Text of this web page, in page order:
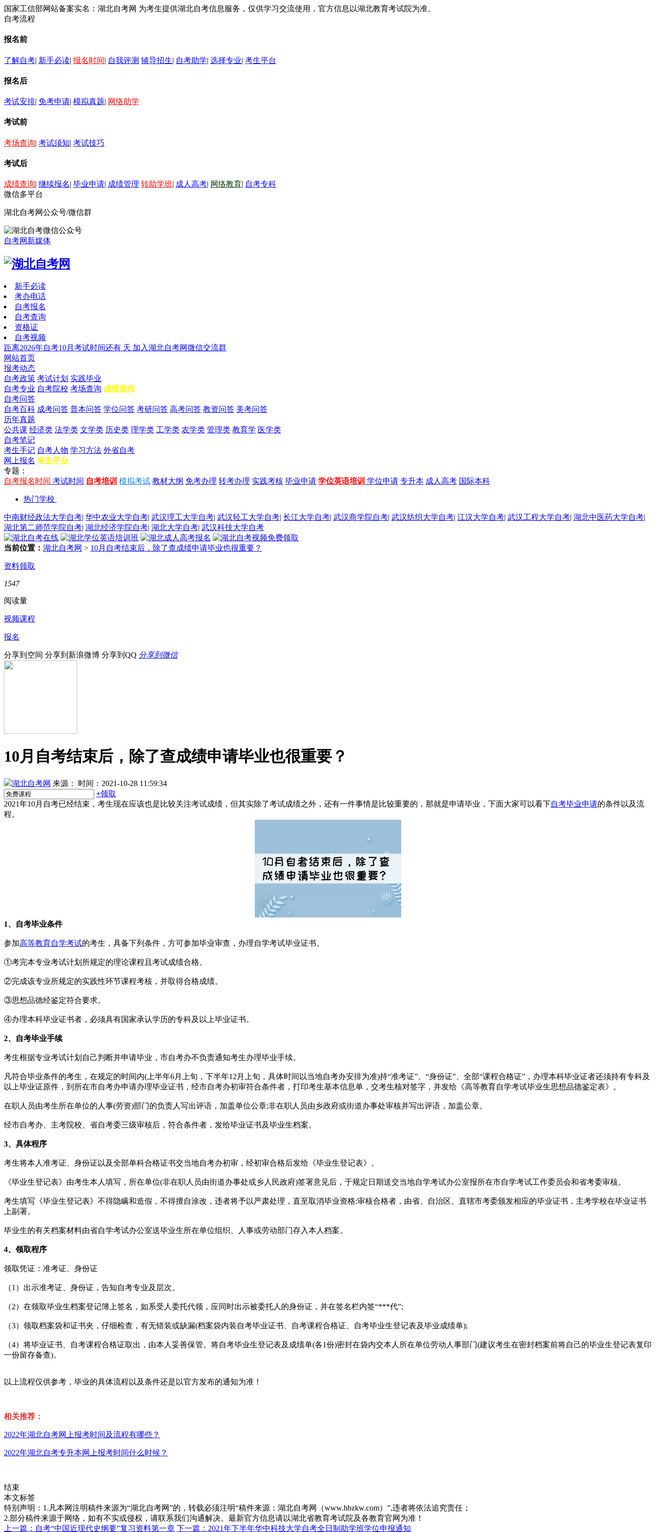
国家工信部网站备案实名：湖北自考网 为考生提供湖北自考信息服务，仅供学习交流使用，官方信息以湖北教育考试院为准。
自考流程
报名前
了解自考| 新手必读| 报名时间| 自我评测 辅导招生| 自考助学| 选择专业| 考生平台
报名后
考试安排| 免考申请| 模拟真题| 网络助学
考试前
考场查询| 考试须知| 考试技巧
考试后
成绩查询| 继续报名| 毕业申请| 成绩管理 转助学班| 成人高考| 网络教育| 自考专科
微信多平台
湖北自考网公众号/微信群
自考网新媒体
新手必读
考办电话
自考报名
自考查询
资格证
自考视频
距离2026年自考10月考试时间还有 天 加入湖北自考网微信交流群
网站首页
报考动态
自考政策 考试计划 实践毕业
自考专业 自考院校 考场查询 成绩查询
自考问答
自考百科 成考问答 普本问答 学位问答 考研问答 高考问答 教资问答 美考问答
历年真题
公共课 经济类 法学类 文学类 历史类 理学类 工学类 农学类 管理类 教育学 医学类
自考笔记
考生手记 自考人物 学习方法 外省自考
网上报名 考生平台
专题：
自考报名时间 考试时间 自考培训 模拟考试 教材大纲 免考办理 转考办理 实践考核 毕业申请 学位英语培训 学位申请 专升本 成人高考 国际本科
热门学校
中南财经政法大学自考| 华中农业大学自考| 武汉理工大学自考| 武汉轻工大学自考| 长江大学自考| 武汉商学院自考| 武汉纺织大学自考| 江汉大学自考| 武汉工程大学自考| 湖北中医药大学自考|
湖北第二师范学院自考| 湖北经济学院自考| 湖北大学自考| 武汉科技大学自考
当前位置： 湖北自考网 > 10月自考结束后，除了查成绩申请毕业也很重要？
资料领取
1547
阅读量
视频课程
报名
分享到空间 分享到新浪微博 分享到QQ 分享到微信
10月自考结束后，除了查成绩申请毕业也很重要？
湖北自考网 来源：
时间：2021-10-28 11:59:34
+领取
2021年10月自考已经结束，考生现在应该也是比较关注考试成绩，但其实除了考试成绩之外，还有一件事情是比较重要的，那就是申请毕业，下面大家可以看下自考毕业申请的条件以及流
程。
1、自考毕业条件
参加高等教育自学考试的考生，具备下列条件，方可参加毕业审查，办理自学考试毕业证书。
①考完本专业考试计划所规定的理论课程且考试成绩合格。
②完成该专业所规定的实践性环节课程考核，并取得合格成绩。
③思想品德经鉴定符合要求。
④办理本科毕业证书者，必须具有国家承认学历的专科及以上毕业证书。
2、自考毕业手续
考生根据专业考试计划自己判断并申请毕业，市自考办不负责通知考生办理毕业手续。
凡符合毕业条件的考生，在规定的时间内(上半年6月上旬，下半年12月上旬，具体时间以当地自考办安排为准)持“准考证”、“身份证”、全部“课程合格证”，办理本科毕业证者还须持有专科及
以上毕业证原件，到所在市自考办申请办理毕业证书，经市自考办初审符合条件者，打印考生基本信息单，交考生核对签字，并发给《高等教育自学考试毕业生思想品德鉴定表》。
在职人员由考生所在单位的人事(劳资)部门的负责人写出评语，加盖单位公章;非在职人员由乡政府或街道办事处审核并写出评语，加盖公章。
经市自考办、主考院校、省自考委三级审核后，符合条件者，发给毕业证书及毕业生档案。
3、 具体程序
考生将本人准考证、身份证以及全部单科合格证书交当地自考办初审，经初审合格后发给《毕业生登记表》。
《毕业生登记表》由考生本人填写，所在单位(非在职人员由街道办事处或乡人民政府)签署意见后，于规定日期送交当地自学考试办公室报所在市自学考试工作委员会和省考委审核。
考生填写《毕业生登记表》不得隐瞒和造假，不得擅自涂改，违者将予以严肃处理，直至取消毕业资格;审核合格者，由省、自治区、直辖市考委颁发相应的毕业证书，主考学校在毕业证书
上副署。
毕业生的有关档案材料由省自学考试办公室送毕业生所在单位组织、人事或劳动部门存入本人档案。
4、领取程序
领取凭证：准考证、身份证
（1）出示准考证、身份证，告知自考专业及层次。
（2）在领取毕业生档案登记簿上签名，如系受人委托代领，应同时出示被委托人的身份证，并在签名栏内签“***代”;
（3）领取档案袋和证书夹，仔细检查，有无错装或缺漏(档案袋内装自考毕业证书、自考课程合格证、自考毕业生登记表及毕业成绩单);
（4）将毕业证书、自考课程合格证取出，由本人妥善保管。将自考毕业生登记表及成绩单(各1份)密封在袋内交本人所在单位劳动人事部门(建议考生在密封档案前将自己的毕业生登记表复印
一份留存备查)。
以上流程仅供参考，毕业的具体流程以及条件还是以官方发布的通知为准！
相关推荐：
2022年湖北自考网上报考时间及流程有哪些？
2022年湖北自考专升本网上报考时间什么时候？
结束
本文标签
特别声明：1.凡本网注明稿件来源为“湖北自考网”的，转载必须注明“稿件来源：湖北自考网（www.hbzkw.com）”,违者将依法追究责任；
2.部分稿件来源于网络，如有不实或侵权，请联系我们沟通解决。最新官方信息请以湖北省教育考试院及各教育官网为准！
上一篇：自考“中国近现代史纲要”复习资料第一章 下一篇：2021年下半年华中科技大学自考全日制助学班学位申报通知